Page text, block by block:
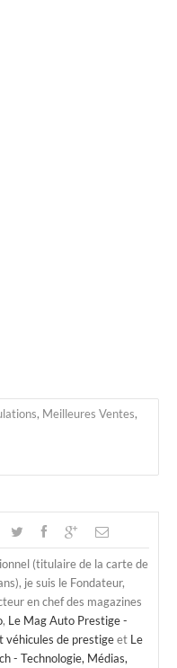
, Meilleures Ventes,
(titulaire de la carte de
je suis le Fondateur,
en chef des magazines
, Le Mag Auto Prestige -
véhicules de prestigeet Le
- Technologie, Médias,